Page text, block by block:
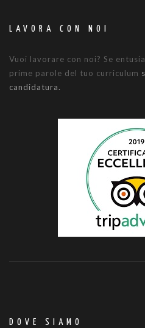
LAVORA CON NOI
Vuoi lavorare con noi? Se
prime parole del tuo curriculum
candidatura.
DOVE SIAMO